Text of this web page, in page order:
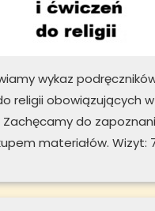
wykaz
religii obowiązujących
Zachęcamy do
materiałów. Wizyt: